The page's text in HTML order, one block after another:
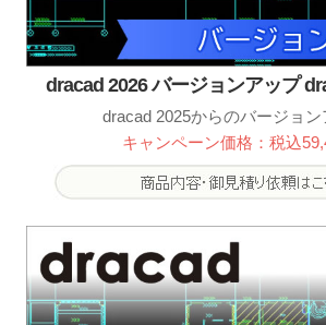
dracad 2026 バージョンアップ
dracad 2025からのバージョン
キャンペーン価格：税込